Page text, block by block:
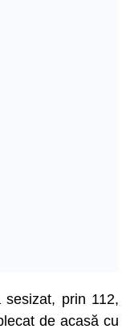
prin 112,
de acasă cu